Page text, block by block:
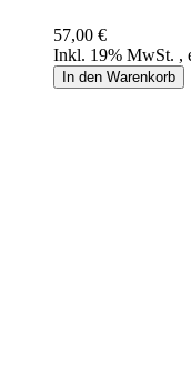
57,00 €
Inkl. 19% MwSt. ,
In den Warenkorb